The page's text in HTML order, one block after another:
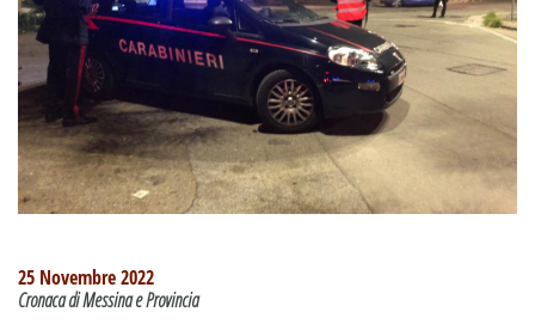
25 Novembre 2022
Cronaca di Messina e Provincia